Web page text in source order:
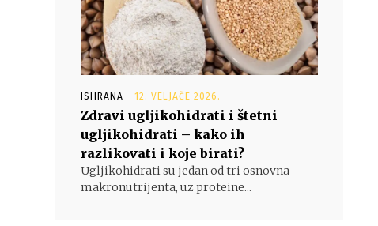
ISHRANA 12. VELJAČE 2026.
Zdravi ugljikohidrati i štetni
ugljikohidrati – kako ih
razlikovati i koje birati?
Ugljikohidrati su jedan od tri osnovna
makronutrijenta, uz proteine...